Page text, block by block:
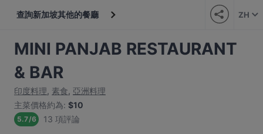
查詢新加坡其他的餐廳 ZH
MINI PANJAB RESTAURANT
& BAR
印度料理, 素食, 亞洲料理
主菜價格約為: $10
5.7/6 13 項評論